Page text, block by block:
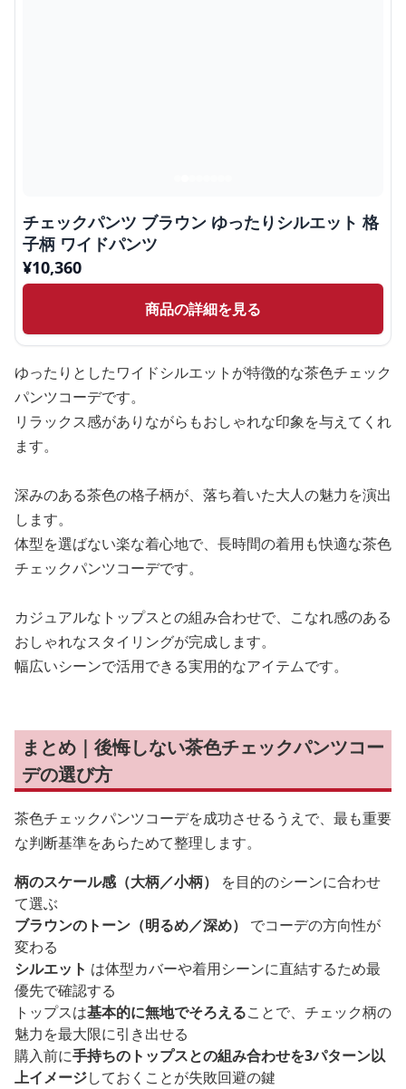
チェックパンツ ブラウン ゆったりシルエット 格
子柄 ワイドパンツ
¥10,360
商品の詳細を見る
ゆったりとしたワイドシルエットが特徴的な茶色チェック
パンツコーデです。
リラックス感がありながらもおしゃれな印象を与えてくれ
ます。
深みのある茶色の格子柄が、落ち着いた大人の魅力を演出
します。
体型を選ばない楽な着心地で、長時間の着用も快適な茶色
チェックパンツコーデです。
カジュアルなトップスとの組み合わせで、こなれ感のある
おしゃれなスタイリングが完成します。
幅広いシーンで活用できる実用的なアイテムです。
まとめ｜後悔しない茶色チェックパンツコー
デの選び方
茶色チェックパンツコーデを成功させるうえで、最も重要
な判断基準をあらためて整理します。
柄のスケール感（大柄／小柄）
を目的のシーンに合わせ
て選ぶ
ブラウンのトーン（明るめ／深め）
でコーデの方向性が
変わる
シルエット は体型カバーや着用シーンに直結するため最
優先で確認する
トップスは基本的に無地でそろえることで、チェック柄の
魅力を最大限に引き出せる
購入前に手持ちのトップスとの組み合わせを3パターン以
上イメージしておくことが失敗回避の鍵